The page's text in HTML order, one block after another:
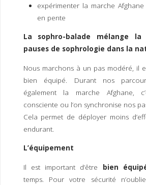
expérimenter la marche
en pente
La sophro-balade mélange
pauses de sophrologie dans la
Nous marchons à un pas modéré, il
bien équipé. Durant nos
également la marche Afghane,
consciente ou l’on synchronise nos
Cela permet de déployer moins
endurant.
L’équipement
Il est important d’être bien
temps. Pour votre sécurité